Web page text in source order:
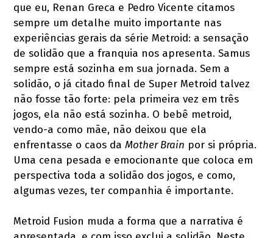
que eu, Renan Greca e Pedro Vicente citamos
sempre um detalhe muito importante nas
experiências gerais da série Metroid: a sensação
de solidão que a franquia nos apresenta. Samus
sempre está sozinha em sua jornada. Sem a
solidão, o já citado final de Super Metroid talvez
não fosse tão forte: pela primeira vez em três
jogos, ela não está sozinha. O bebê metroid,
vendo-a como mãe, não deixou que ela
enfrentasse o caos daMother Brain por si própria.
Uma cena pesada e emocionante que coloca em
perspectiva toda a solidão dos jogos, e como,
algumas vezes, ter companhia é importante.
Metroid Fusion muda a forma que a narrativa é